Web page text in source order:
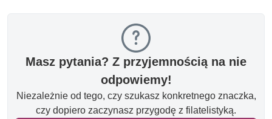
Masz pytania? Z przyjemnością na nie
odpowiemy!
Niezależnie od tego, czy szukasz konkretnego znaczka,
czy dopiero zaczynasz przygodę z filatelistyką.